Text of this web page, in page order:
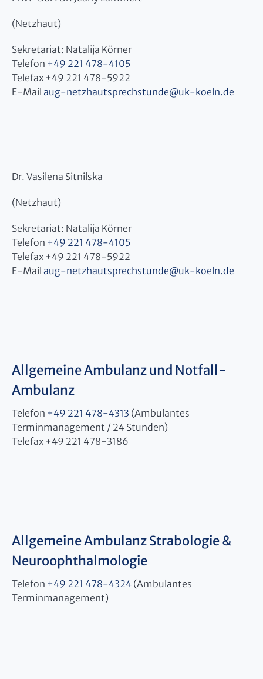
(Netzhaut)
Sekretariat: Natalija Körner
Telefon +49 221 478-4105
Telefax +49 221 478-5922
E-Mail aug-netzhautsprechstunde@uk-koeln.de
Dr. Vasilena Sitnilska
(Netzhaut)
Sekretariat: Natalija Körner
Telefon +49 221 478-4105
Telefax +49 221 478-5922
E-Mail aug-netzhautsprechstunde@uk-koeln.de
Allgemeine Ambulanz und Notfall-
Ambulanz
Telefon +49 221 478-4313 (Ambulantes
Terminmanagement / 24 Stunden)
Telefax +49 221 478-3186
Allgemeine Ambulanz Strabologie &
Neuroophthalmologie
Telefon +49 221 478-4324 (Ambulantes
Terminmanagement)